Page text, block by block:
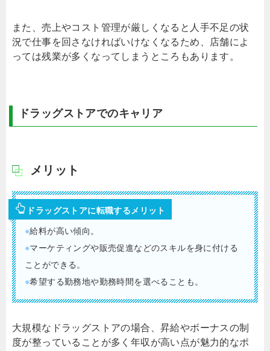
また、売上やコスト管理が厳しくなると人手不足の状
況で仕事を回さなければいけなくなるため、店舗によ
っては残業が多くなってしまうところもあります。
ドラッグストアでのキャリア
メリット
ドラッグストアに転職するメリット
●給料が高い傾向。
●マーケティングや販売促進などのスキルを身に付ける
ことができる。
●希望する勤務地や勤務時間を選べることも。
大規模なドラッグストアの場合、昇給やボーナスの制
度が整っていることが多く年収が高い点が魅力的なポ